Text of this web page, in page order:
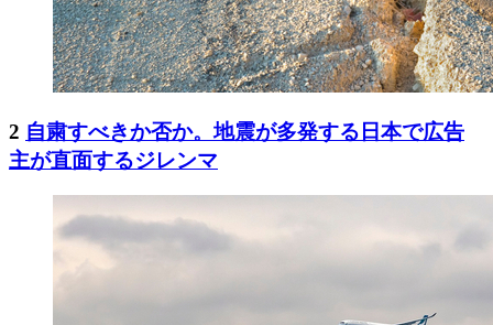
2 自粛すべきか否か。地震が多発する日本で広告
主が直面するジレンマ